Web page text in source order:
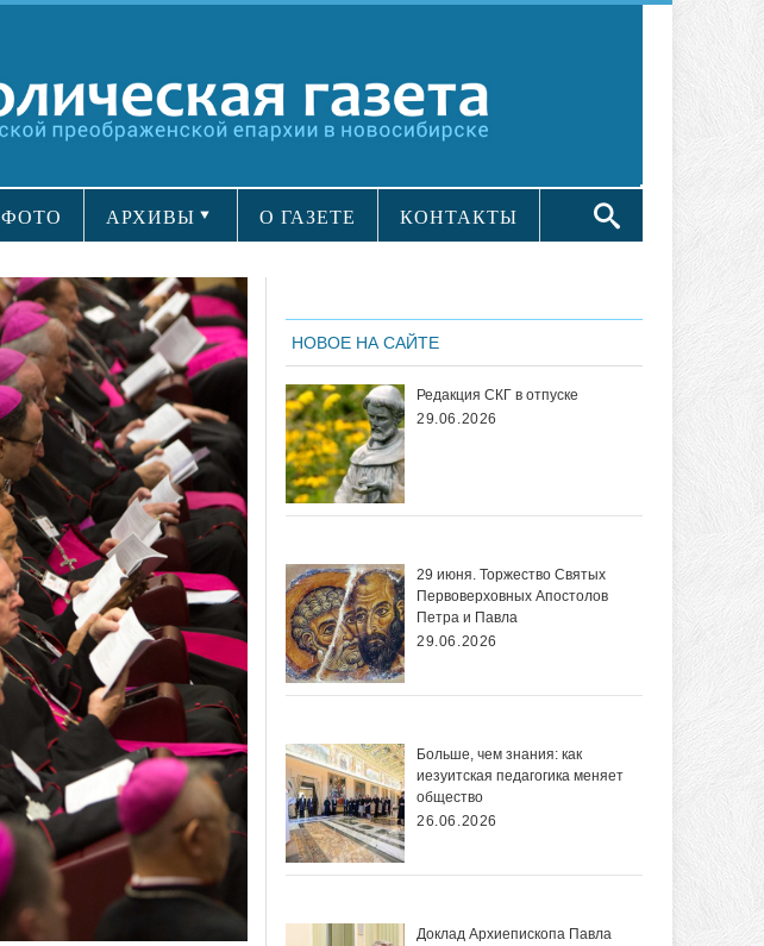
ФОТО АРХИВЫ О ГАЗЕТЕ КОНТАКТЫ
НОВОЕ НА САЙТЕ
Редакция СКГ в отпуске
29.06.2026
29 июня. Торжество Святых
Первоверховных Апостолов
Петра и Павла
29.06.2026
Больше, чем знания: как
иезуитская педагогика меняет
общество
26.06.2026
Доклад Архиепископа Павла